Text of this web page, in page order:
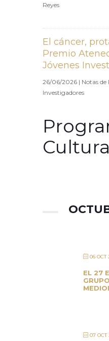
Reyes
El cáncer,
Premio
Jóvenes
26/06/2026 | Notas de
Investigadores
06 OCT
EL 27
07 OCT